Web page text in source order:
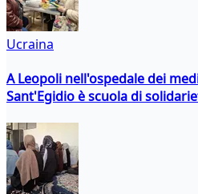
Ucraina
A Leopoli nell'ospedale dei
Sant'Egidio è scuola di